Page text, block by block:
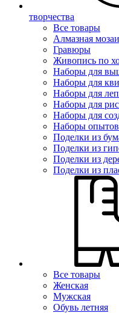
творчества
Все товары
Алмазная
Гравюры
Живопись по
Наборы для
Наборы для
Наборы для
Наборы для
Наборы для
Наборы
Поделки из
Поделки из
Поделки из
Поделки из
Все товары
Женская
Мужская
Обувь летняя